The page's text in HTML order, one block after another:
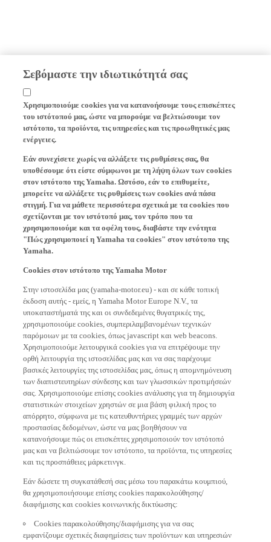
Σεβόμαστε την ιδιωτικότητά σας
Χρησιμοποιούμε cookies για να κατανοήσουμε τους επισκέπτες
του ιστότοπού μας, ώστε να μπορούμε να βελτιώσουμε τον
ιστότοπο, τα προϊόντα, τις υπηρεσίες και τις προωθητικές μας
ενέργειες.
Εάν συνεχίσετε χωρίς να αλλάξετε τις ρυθμίσεις σας, θα
υποθέσουμε ότι είστε σύμφωνοι με τη λήψη όλων των cookies
στον ιστότοπο της Yamaha. Ωστόσο, εάν το επιθυμείτε,
μπορείτε να αλλάξετε τις ρυθμίσεις των cookies ανά πάσα
στιγμή. Για να μάθετε περισσότερα σχετικά με τα cookies που
σχετίζονται με τον ιστότοπό μας, τον τρόπο που τα
χρησιμοποιούμε και τα οφέλη τους, διαβάστε την ενότητα
"Πώς χρησιμοποιεί η Yamaha τα cookies" στον ιστότοπο της
Yamaha.
Cookies στον ιστότοπο της Yamaha Motor
Στην ιστοσελίδα μας (yamaha-motor.eu) - και σε κάθε τοπική
έκδοση αυτής - εμείς, η Yamaha Motor Europe N.V., τα
υποκαταστήματά της και οι συνδεδεμένες θυγατρικές της,
χρησιμοποιούμε cookies, συμπεριλαμβανομένων τεχνικών
παρόμοιων με τα cookies, όπως javascript και web beacons.
Χρησιμοποιούμε λειτουργικά cookies για να επιτρέψουμε την
ορθή λειτουργία της ιστοσελίδας μας και να σας παρέχουμε
βασικές λειτουργίες της ιστοσελίδας μας, όπως η απομνημόνευση
των διαπιστευτηρίων σύνδεσης και των γλωσσικών προτιμήσεών
σας. Χρησιμοποιούμε επίσης cookies ανάλυσης για τη δημιουργία
στατιστικών στοιχείων χρηστών σε μια βάση φιλική προς το
απόρρητο, σύμφωνα με τις κατευθυντήριες γραμμές των αρχών
προστασίας δεδομένων, ώστε να μας βοηθήσουν να
κατανοήσουμε πώς οι επισκέπτες χρησιμοποιούν τον ιστότοπό
μας και να βελτιώσουμε τον ιστότοπο, τα προϊόντα, τις υπηρεσίες
και τις προσπάθειες μάρκετινγκ.
Εάν δώσετε τη συγκατάθεσή σας μέσω του παρακάτω κουμπιού,
θα χρησιμοποιήσουμε επίσης cookies παρακολούθησης/
διαφήμισης και cookies κοινωνικής δικτύωσης:
Cookies παρακολούθησης/διαφήμισης για να σας
εμφανίζουμε σχετικές διαφημίσεις των προϊόντων και υπηρεσιών